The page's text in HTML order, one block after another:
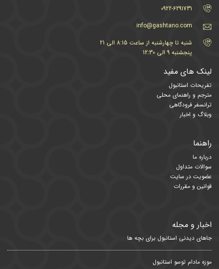
0922-6291731
info@gashtano.com
شنبه تا چهارشنبه از ساعت 8:15 الی 21
پنجشنبه 9 الی 12:30
لینک های مفید
تفریحات استانبول
مترجم و راهنمای محلی
ترانسفر فرودگاهی
وبلاگ و اخبار
راهنما
درباره ما
سوالات متداول
عضویت در سایت
قوانین و مقررات
اخبار و مجله
جاهای دیدنی استانبول برای بچه ها
موزه مادام توسو استانبول